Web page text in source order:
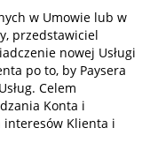
w Umowie lub w
przedstawiciel
nowej Usługi
po to, by Paysera
Celem
Konta i
interesów Klienta i